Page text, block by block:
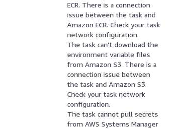
ECR. There is a connection
issue between the task and
Amazon ECR. Check your task
network configuration.
The task can't download the
environment variable files
from Amazon S3. There is a
connection issue between
the task and Amazon S3.
Check your task network
configuration.
The task cannot pull secrets
from AWS Systems Manager